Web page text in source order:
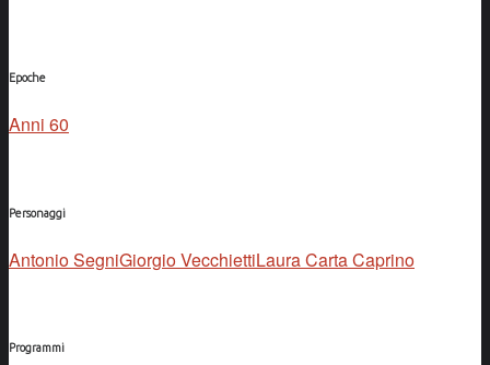
Epoche
Anni 60
Personaggi
Antonio SegniGiorgio VecchiettiLaura Carta Caprino
Programmi